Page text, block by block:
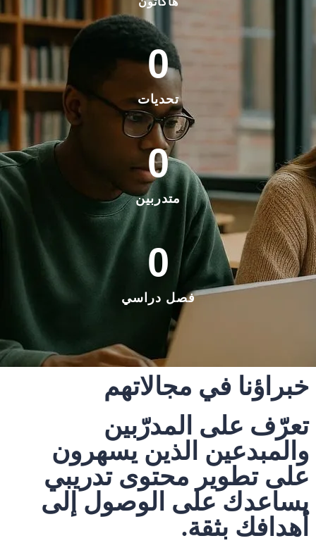
تحديات
0
متدربين
0
فصل دراسي
0
خبراؤنا في مجالاتهم
تعرّف على المدرّبين
والمبدعين الذين يسهرون
على تطوير محتوى تدريبي
يساعدك على الوصول إلى
أهدافك بثقة.